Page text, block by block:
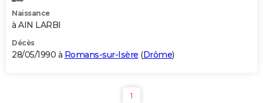
Naissance
à AIN LARBI
Décès
28/05/1990 à Romans-sur-Isère (Drôme)
1